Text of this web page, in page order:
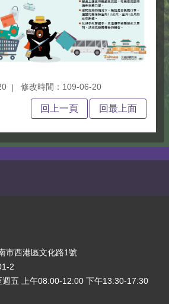
修改時間：109-06-20
回上一頁 回最上面
市西港區文化路1號
2
週五 上午08:00-12:00 下午13:30-17:30